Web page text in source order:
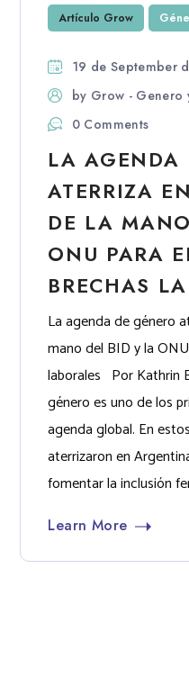
Artículo Grow
19 de September
by Grow - Genero
0 Comments
LA AGENDA
ATERRIZA
DE LA
ONU PARA
BRECHAS
La agenda de género
mano del BID y la
laborales Por Kathrin
género es uno de los
agenda global. En
aterrizaron en
fomentar la inclusión
Learn More